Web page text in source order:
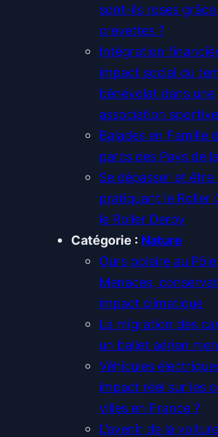
sont-ils roses grâce
crevettes ?
Intégration
impact social du
bénévolat dans une
association sportive
Balades en Famille
parcs des Pays de
Se dépasser et être
pratiquant le Roller
le Roller Derby
Catégorie : Nature
Ours polaire au
Menaces,
impact climatique
La migration des
un ballet aérien
Véhicules
impact réel sur les
villes en France ?
L’avenir de la voiture